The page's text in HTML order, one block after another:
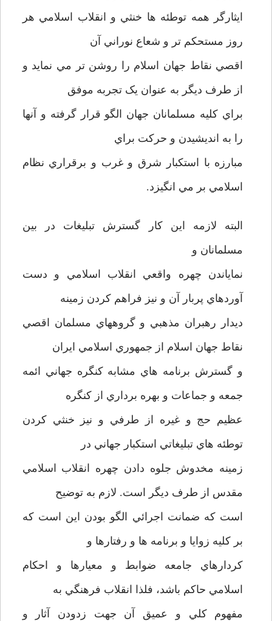
ايثارگر همه توطئه ها خنثي و انقلاب اسلامي هر
روز مستحکم تر و شعاع نوراني آن
اقصي نقاط جهان اسلام را روشن تر مي نمايد و
از طرف ديگر به عنوان يک تجربه موفق
براي کليه مسلمانان جهان الگو قرار گرفته و آنها
را به انديشيدن و حرکت براي
مبارزه با استکبار شرق و غرب و برقراري نظام
اسلامي بر مي انگيزد.
البته لازمه اين کار گسترش تبليغات در بين
مسلمانان و
نماياندن چهره واقعي انقلاب اسلامي و دست
آوردهاي پربار آن و نيز فراهم کردن زمينه
ديدار رهبران مذهبي و گروههاي مسلمان اقصي
نقاط جهان اسلام از جمهوري اسلامي ايران
و گسترش برنامه هاي مشابه کنگره جهاني ائمه
جمعه و جماعات و بهره برداري از کنگره
عظيم حج و غيره از طرفي و نيز خنثي کردن
توطئه هاي تبليغاتي استکبار جهاني در
زمينه مخدوش جلوه دادن چهره انقلاب اسلامي
مقدس از طرف ديگر است. لازم به توضيح
است که ضمانت اجرائي الگو بودن اين است که
بر کليه زوايا و برنامه ها و رفتارها و
کردارهاي جامعه ضوابط و معيارها و احکام
اسلامي حاکم باشد، فلذا انقلاب فرهنگي به
مفهوم کلي و عميق آن جهت زدودن آثار و